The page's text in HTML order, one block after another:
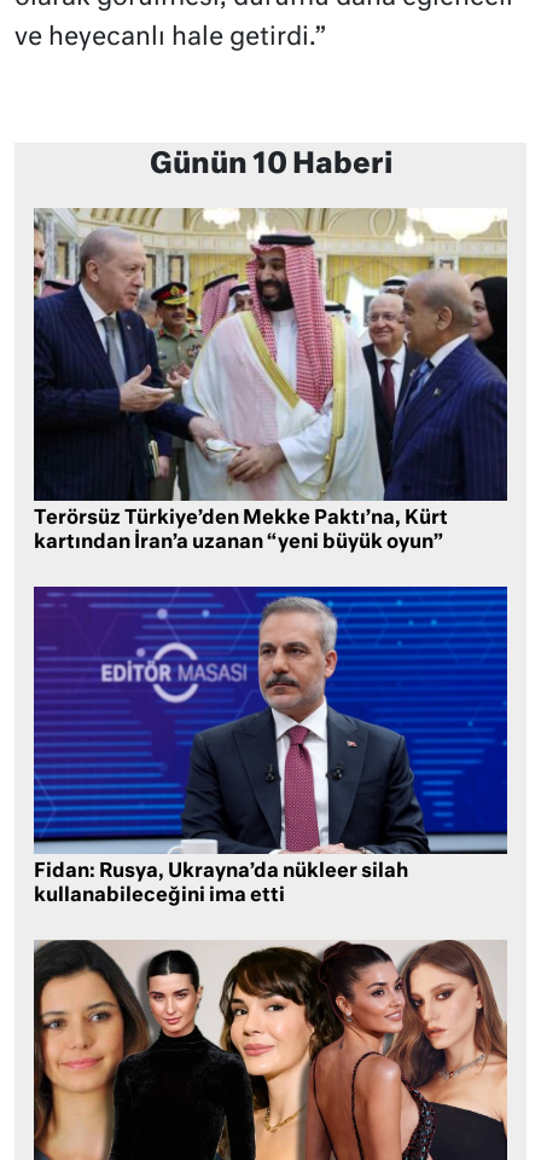
ve heyecanlı hale getirdi.”
Günün 10 Haberi
Terörsüz Türkiye’den Mekke Paktı’na, Kürt
kartından İran’a uzanan “yeni büyük oyun”
Fidan: Rusya, Ukrayna’da nükleer silah
kullanabileceğini ima etti